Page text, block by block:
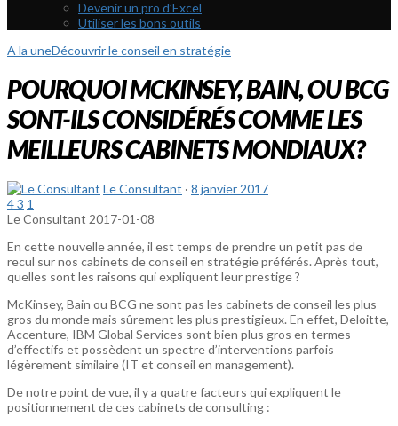
Devenir un pro d’Excel
Utiliser les bons outils
A la uneDécouvrir le conseil en stratégie
POURQUOI MCKINSEY, BAIN, OU BCG
SONT-ILS CONSIDÉRÉS COMME LES
MEILLEURS CABINETS MONDIAUX?
Le Consultant · 8 janvier 2017
43 1
Le Consultant 2017-01-08
En cette nouvelle année, il est temps de prendre un petit pas de
recul sur nos cabinets de conseil en stratégie préférés. Après tout,
quelles sont les raisons qui expliquent leur prestige ?
McKinsey, Bain ou BCG ne sont pas les cabinets de conseil les plus
gros du monde mais sûrement les plus prestigieux. En effet, Deloitte,
Accenture, IBM Global Services sont bien plus gros en termes
d’effectifs et possèdent un spectre d’interventions parfois
légèrement similaire (IT et conseil en management).
De notre point de vue, il y a quatre facteurs qui expliquent le
positionnement de ces cabinets de consulting :